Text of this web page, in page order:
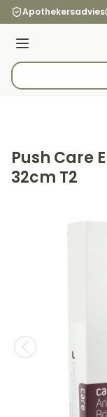
Ga naar de inhoud
Apothekersadvies
Menu
Product, merk,
Push Care
32cm T2